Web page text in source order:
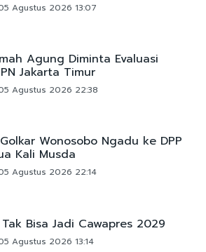
Agustus 2026 13:07
Agung Diminta Evaluasi
Jakarta Timur
Agustus 2026 22:38
Wonosobo Ngadu ke DPP
Kali Musda
Agustus 2026 22:14
Bisa Jadi Cawapres 2029
Agustus 2026 13:14